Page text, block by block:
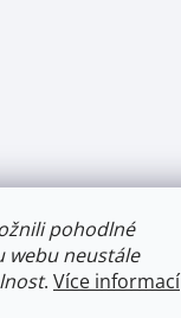
pohodlné
webu neustále
. Více informací